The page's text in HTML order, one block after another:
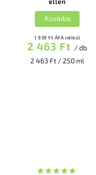
1 939 Ft ÁFA nélkül
2 463 Ft / db
2 463 Ft / 250 ml
Kosárba